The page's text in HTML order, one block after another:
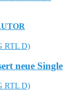
neue Single